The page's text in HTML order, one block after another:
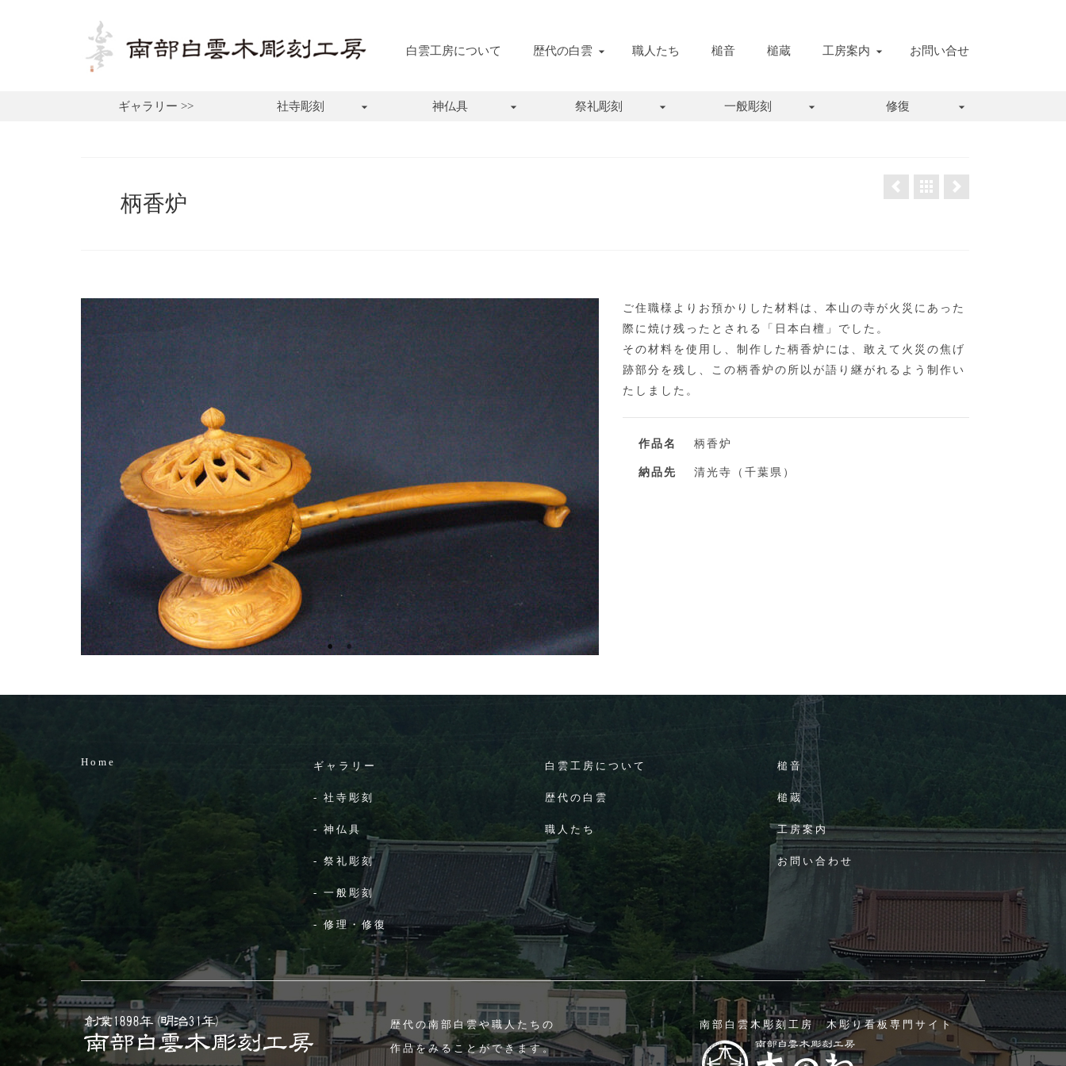
白雲工房について 歴代の白雲 職人たち 槌音 槌蔵 工房案内 お問い合せ
ギャラリー >> 社寺彫刻 神仏具 祭礼彫刻 一般彫刻 修復
柄香炉
ご住職様よりお預かりした材料は、本山の寺が火災にあった
際に焼け残ったとされる「日本白檀」でした。
その材料を使用し、制作した柄香炉には、敢えて火災の焦げ
跡部分を残し、この柄香炉の所以が語り継がれるよう制作い
たしました。
作品名 柄香炉
納品先 清光寺（千葉県）
Home ギャラリー
- 社寺彫刻
- 神仏具
- 祭礼彫刻
- 一般彫刻
- 修理・修復
白雲工房について
歴代の白雲
職人たち
槌音
槌蔵
工房案内
お問い合わせ
歴代の南部白雲や職人たちの
作品をみることができます。
南部白雲木彫刻工房 木彫り看板専門サイト